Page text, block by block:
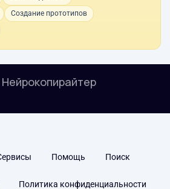
Создание прототипов
Помощь Поиск
Политика конфиденциальности